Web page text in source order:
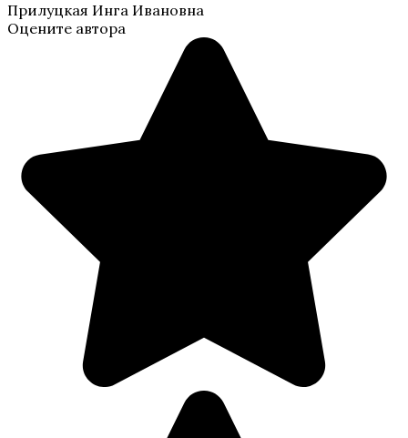
Прилуцкая Инга Ивановна
Оцените автора